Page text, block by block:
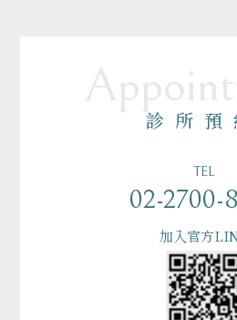
診所預
TEL
02-2700-
加入官方